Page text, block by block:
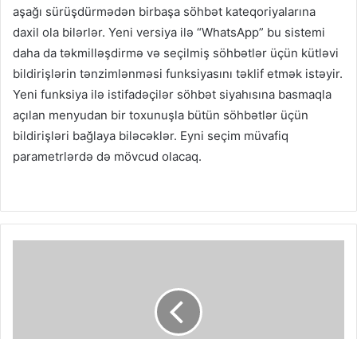
aşağı sürüşdürmədən birbaşa söhbət kateqoriyalarına
daxil ola bilərlər. Yeni versiya ilə “WhatsApp” bu sistemi
daha da təkmilləşdirmə və seçilmiş söhbətlər üçün kütləvi
bildirişlərin tənzimlənməsi funksiyasını təklif etmək istəyir.
Yeni funksiya ilə istifadəçilər söhbət siyahısına basmaqla
açılan menyudan bir toxunuşla bütün söhbətlər üçün
bildirişləri bağlaya biləcəklər. Eyni seçim müvafiq
parametrlərdə də mövcud olacaq.